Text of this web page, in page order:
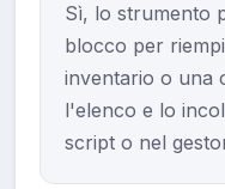
Sì, lo strumento
blocco per
inventario o una
l'elenco e lo
script o nel